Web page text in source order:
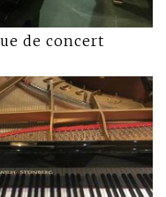
de concert